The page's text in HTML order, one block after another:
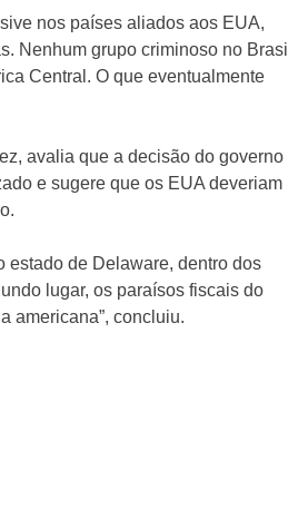
nos países aliados aos EUA,
Nenhum grupo criminoso no Brasil
Central. O que eventualmente
avalia que a decisão do governo
e sugere que os EUA deveriam
estado de Delaware, dentro dos
lugar, os paraísos fiscais do
americana”, concluiu.